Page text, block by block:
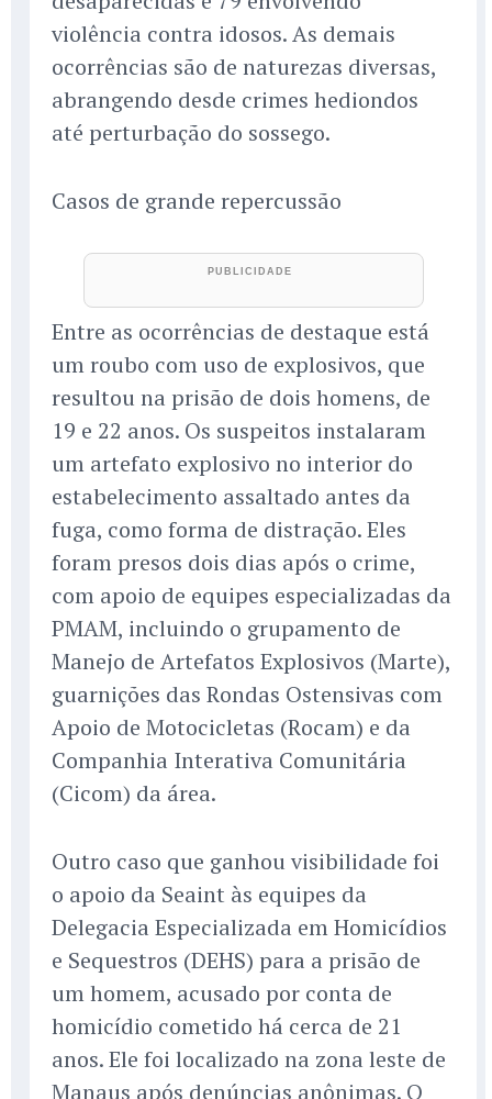
violência contra idosos. As demais
ocorrências são de naturezas diversas,
abrangendo desde crimes hediondos
até perturbação do sossego.
Casos de grande repercussão
Entre as ocorrências de destaque está
um roubo com uso de explosivos, que
resultou na prisão de dois homens, de
19 e 22 anos. Os suspeitos instalaram
um artefato explosivo no interior do
estabelecimento assaltado antes da
fuga, como forma de distração. Eles
foram presos dois dias após o crime,
com apoio de equipes especializadas da
PMAM, incluindo o grupamento de
Manejo de Artefatos Explosivos (Marte),
guarnições das Rondas Ostensivas com
Apoio de Motocicletas (Rocam) e da
Companhia Interativa Comunitária
(Cicom) da área.
Outro caso que ganhou visibilidade foi
o apoio da Seaint às equipes da
Delegacia Especializada em Homicídios
e Sequestros (DEHS) para a prisão de
um homem, acusado por conta de
homicídio cometido há cerca de 21
anos. Ele foi localizado na zona leste de
Manaus após denúncias anônimas. O